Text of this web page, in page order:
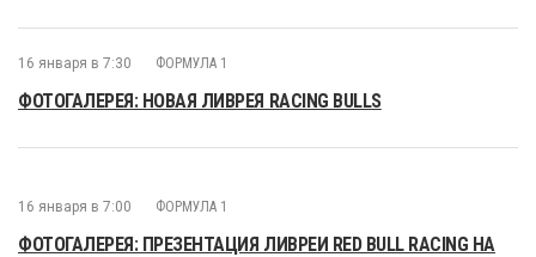
16 января в 7:30 ФОРМУЛА 1
ФОТОГАЛЕРЕЯ: НОВАЯ ЛИВРЕЯ RACING BULLS
16 января в 7:00 ФОРМУЛА 1
ФОТОГАЛЕРЕЯ: ПРЕЗЕНТАЦИЯ ЛИВРЕИ RED BULL RACING НА